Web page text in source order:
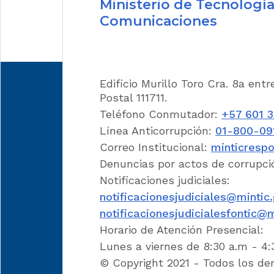
sin
incluso
87.14
Ministerio de
Comunicaciones
Edificio Murillo Toro Cra. 8a
Postal 111711.
Teléfono Conmutador: +57 601
Línea Anticorrupción: 01-800-
Correo Institucional:
Denuncias por actos de
Notificaciones judiciales:
Horario de Atención Presencial:
Lunes a viernes de 8:30 a.m -
© Copyright 2021 - Todos los